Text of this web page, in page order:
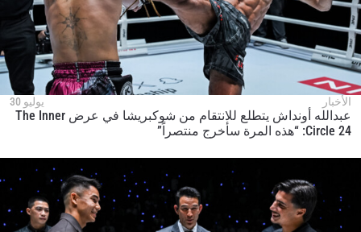
الأخبار يوليو 30
عبدالله أونداش يتطلع للانتقام من شوكبريشا في عرض The Inner
Circle 24: “هذه المرة سأخرج منتصراً”